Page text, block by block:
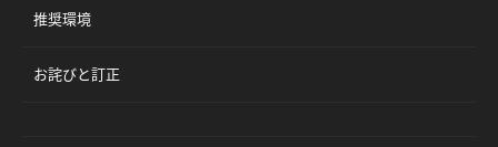
推奨環境
お詫びと訂正